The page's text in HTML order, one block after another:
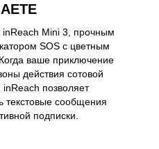
inReach Mini 3, прочным
SOS с цветным
ваше приключение
действия сотовой
inReach позволяет
текстовые сообщения
подписки.